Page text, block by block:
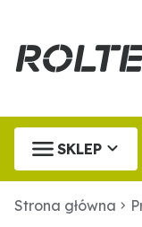
SKLEP
Strona główna